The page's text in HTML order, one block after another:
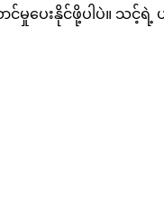
မှုပေးနိုင်ဖို့ပါပဲ။ သ